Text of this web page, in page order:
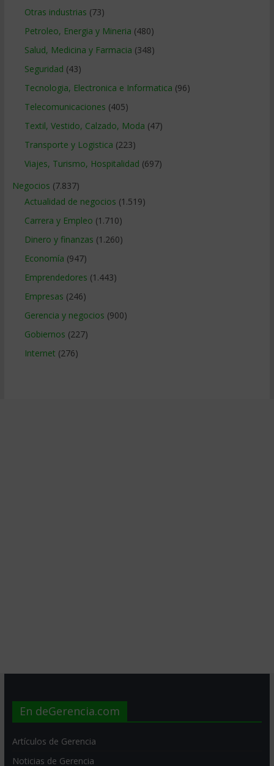
Otras industrias (73)
Petroleo, Energia y Mineria (480)
Salud, Medicina y Farmacia (348)
Seguridad (43)
Tecnologia, Electronica e Informatica (96)
Telecomunicaciones (405)
Textil, Vestido, Calzado, Moda (47)
Transporte y Logistica (223)
Viajes, Turismo, Hospitalidad (697)
Negocios (7.837)
Actualidad de negocios (1.519)
Carrera y Empleo (1.710)
Dinero y finanzas (1.260)
Economía (947)
Emprendedores (1.443)
Empresas (246)
Gerencia y negocios (900)
Gobiernos (227)
Internet (276)
En deGerencia.com
Artículos de Gerencia
Noticias de Gerencia